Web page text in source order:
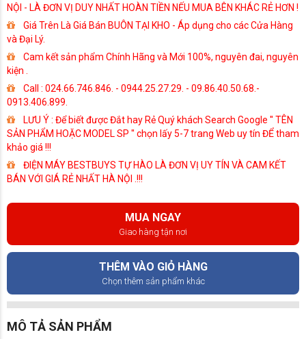
NỘI - LÀ ĐƠN VỊ DUY NHẤT HOÀN TIỀN NẾU MUA BÊN KHÁC RẺ HƠN !
Giá Trên Là Giá Bán BUÔN TẠI KHO - Áp dụng cho các Cửa Hàng
và Đại Lý.
Cam kết sản phẩm Chính Hãng và Mới 100%, nguyên đai, nguyên
kiện .
Call : 024.66.746.846. - 0944.25.27.29. - 09.86.40.50.68.-
0913.406.899.
LƯU Ý : Để biết được Đắt hay Rẻ Quý khách Search Google '' TÊN
SẢN PHẨM HOẶC MODEL SP '' chọn lấy 5-7 trang Web uy tín ĐỂ tham
khảo giá !!!
ĐIỆN MÁY BESTBUYS TỰ HÀO LÀ ĐƠN VỊ UY TÍN VÀ CAM KẾT
BÁN VỚI GIÁ RẺ NHẤT HÀ NỘI .!!!
MUA NGAY
Giao hàng tận nơi
THÊM VÀO GIỎ HÀNG
Chọn thêm sản phẩm khác
MÔ TẢ SẢN PHẨM